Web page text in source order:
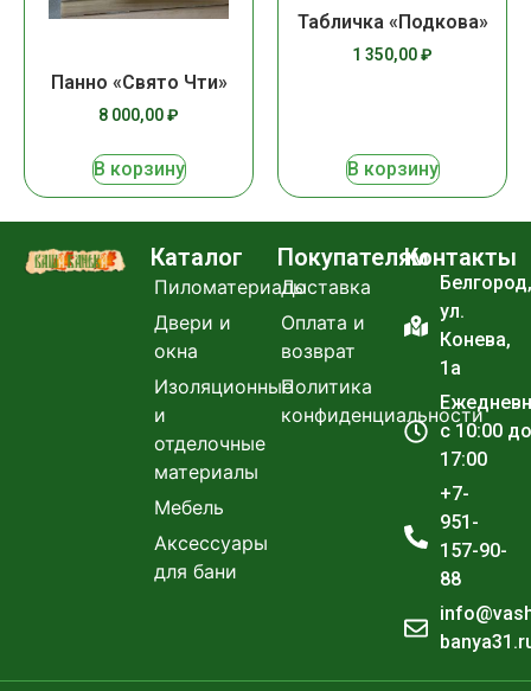
Панно «Свято Чти»
8 000,00₽
В корзину
Табличка «Подкова»
1 350,00₽
В корзину
Каталог
Пиломатериалы
Двери и
окна
Изоляционные
и
отделочные
материалы
Мебель
Аксессуары
для бани
Покупателям
Доставка
Оплата и
возврат
Политика
конфиденциальности
Контакты
Белгород,
ул.
Конева,
1а
с 10:00 до
17:00
+7-
951-
157-90-
88